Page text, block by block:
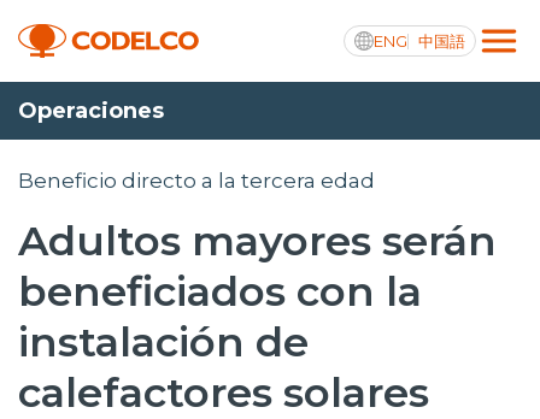
ENG 中国語
Transparencia activa
Operaciones
Beneficio directo a la tercera edad
Adultos mayores serán
beneficiados con la
instalación de
calefactores solares